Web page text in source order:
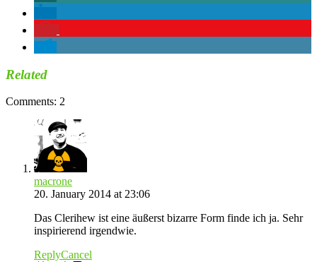
Related
Comments: 2
macrone
20. January 2014 at 23:06
Das Clerihew ist eine äußerst bizarre Form finde ich ja. Sehr
inspirierend irgendwie.
ReplyCancel